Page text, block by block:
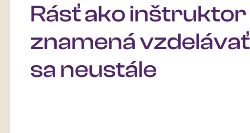
Rásť ako inštruktor
znamená vzdelávať
sa neustále